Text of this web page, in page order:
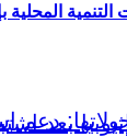
المحلية